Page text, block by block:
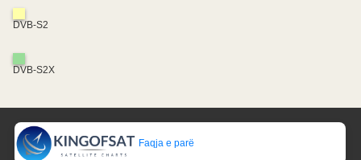
DVB-S2
DVB-S2X
Faqja e parë